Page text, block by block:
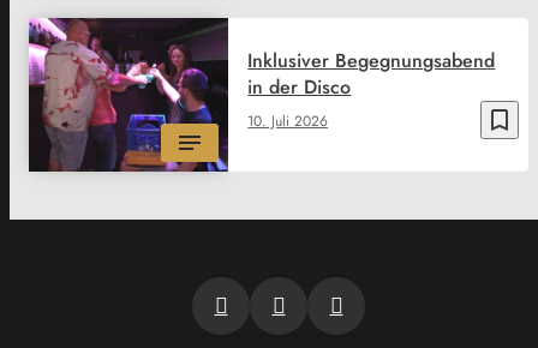
bookmark_border
10. Juli 2026
Inklusiver Begegnungsabend
in der Disco